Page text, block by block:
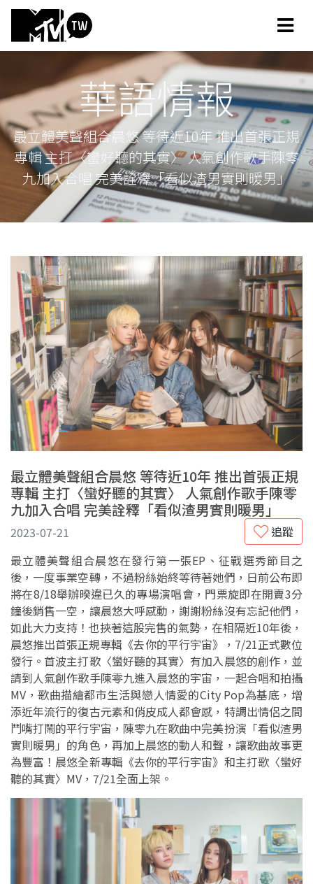
華語情報
最立體美聲組合晨悠 等待近10年 推出首張正規
專輯 主打〈蠻好聽的其實〉 人氣創作歌手陳零
九加入合唱 完美詮釋「看似渣男實則暖男」
最立體美聲組合晨悠 等待近10年 推出首張正規
專輯 主打〈蠻好聽的其實〉 人氣創作歌手陳零
九加入合唱 完美詮釋「看似渣男實則暖男」
追蹤
2023-07-21
最立體美聲組合晨悠在發行第一張EP、征戰選秀節目之
後，一度事業空轉，不過粉絲始終等待著她們，日前公布即
將在8/18舉辦暌違已久的專場演唱會，門票旋即在開賣3分
鐘後銷售一空，讓晨悠大呼感動，謝謝粉絲沒有忘記他們，
如此大力支持！也挾著這股完售的氣勢，在相隔近10年後，
晨悠推出首張正規專輯《去你的平行宇宙》，7/21正式數位
發行。首波主打歌〈蠻好聽的其實〉有加入晨悠的創作，並
請到人氣創作歌手陳零九進入晨悠的宇宙，一起合唱和拍攝
MV，歌曲描繪都市生活與戀人情愛的City Pop為基底，增
添近年流行的復古元素和俏皮成人都會感，特調出情侶之間
鬥嘴打鬧的平行宇宙，陳零九在歌曲中完美扮演「看似渣男
實則暖男」的角色，再加上晨悠的動人和聲，讓歌曲故事更
為豐富！晨悠全新專輯《去你的平行宇宙》和主打歌〈蠻好
聽的其實〉MV，7/21全面上架。